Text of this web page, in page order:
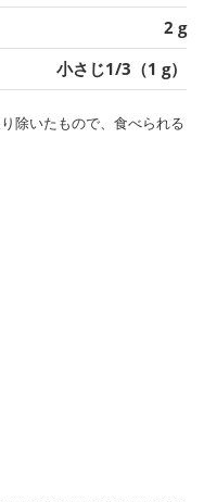
2 g
小さじ1/3（1 g）
除いたもので、食べられる